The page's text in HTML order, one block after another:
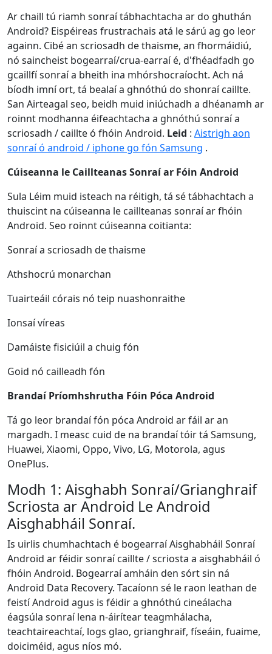
Ar chaill tú riamh sonraí tábhachtacha ar do ghuthán
Android? Eispéireas frustrachais atá le sárú ag go leor
againn. Cibé an scriosadh de thaisme, an fhormáidiú,
nó saincheist bogearraí/crua-earraí é, d'fhéadfadh go
gcaillfí sonraí a bheith ina mhórshocraíocht. Ach ná
bíodh imní ort, tá bealaí a ghnóthú do shonraí caillte.
San Airteagal seo, beidh muid iniúchadh a dhéanamh ar
roinnt modhanna éifeachtacha a ghnóthú sonraí a
scriosadh / caillte ó fhóin Android. Leid : Aistrigh aon
sonraí ó android / iphone go fón Samsung .
Cúiseanna le Caillteanas Sonraí ar Fóin Android
Sula Léim muid isteach na réitigh, tá sé tábhachtach a
thuiscint na cúiseanna le caillteanas sonraí ar fhóin
Android. Seo roinnt cúiseanna coitianta:
Sonraí a scriosadh de thaisme
Athshocrú monarchan
Tuairteáil córais nó teip nuashonraithe
Ionsaí víreas
Damáiste fisiciúil a chuig fón
Goid nó cailleadh fón
Brandaí Príomhshrutha Fóin Póca Android
Tá go leor brandaí fón póca Android ar fáil ar an
margadh. I measc cuid de na brandaí tóir tá Samsung,
Huawei, Xiaomi, Oppo, Vivo, LG, Motorola, agus
OnePlus.
Modh 1: Aisghabh Sonraí/Grianghraif
Scriosta ar Android Le Android
Aisghabháil Sonraí.
Is uirlis chumhachtach é bogearraí Aisghabháil Sonraí
Android ar féidir sonraí caillte / scriosta a aisghabháil ó
fhóin Android. Bogearraí amháin den sórt sin ná
Android Data Recovery. Tacaíonn sé le raon leathan de
feistí Android agus is féidir a ghnóthú cineálacha
éagsúla sonraí lena n-áirítear teagmhálacha,
teachtaireachtaí, logs glao, grianghraif, físeáin, fuaime,
doiciméid, agus níos mó.